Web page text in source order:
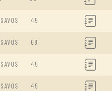
45
68
45
45